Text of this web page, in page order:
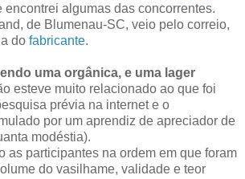
encontrei algumas das concorrentes.
de Blumenau-SC, veio pelo correio,
do fabricante.
uma orgânica, e uma lager
esteve muito relacionado ao que foi
prévia na internet e o
por um aprendiz de apreciador de
modéstia).
as participantes na ordem em que foram
do vasilhame, validade e teor